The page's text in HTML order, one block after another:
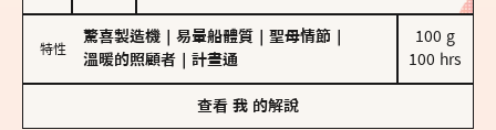
特性
驚喜製造機 易暈船體質 聖母情節
溫暖的照顧者
計畫通
100 g
100 hrs
查看 我 的解說